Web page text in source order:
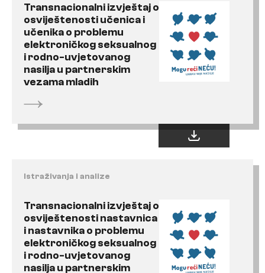
Transnacionalni izvještaj o
osviještenosti učenica i
učenika o problemu
elektroničkog seksualnog
i rodno-uvjetovanog
nasilja u partnerskim
vezama mladih
Istraživanja i analize
Transnacionalni izvještaj o
osviještenosti nastavnica
i nastavnika o problemu
elektroničkog seksualnog
i rodno-uvjetovanog
nasilja u partnerskim